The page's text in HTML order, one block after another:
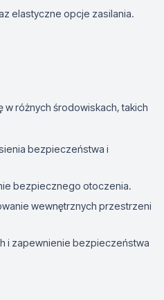
elastyczne opcje zasilania.
różnych środowiskach, takich
bezpieczeństwa i
bezpiecznego otoczenia.
wewnętrznych przestrzeni
i zapewnienie bezpieczeństwa